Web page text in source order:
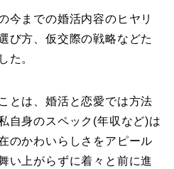
今までの婚活内容のヒヤリ
び方、仮交際の戦略などた
た。
とは、婚活と恋愛では方法
自身のスペック(年収など)は
のかわいらしさをアピール
い上がらずに着々と前に進